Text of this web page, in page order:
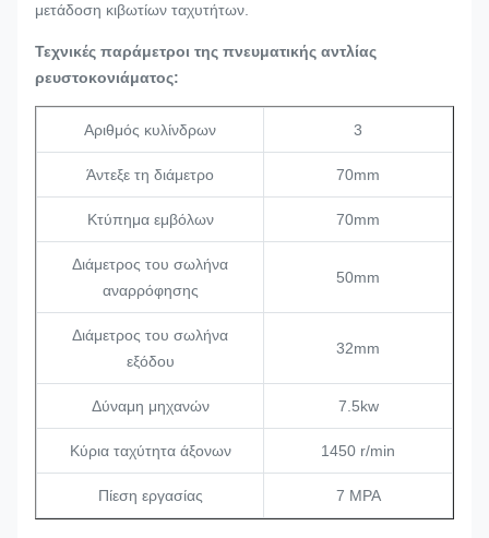
μετάδοση κιβωτίων ταχυτήτων.
Τεχνικές παράμετροι της πνευματικής αντλίας
ρευστοκονιάματος:
Αριθμός κυλίνδρων 3
Άντεξε τη διάμετρο 70mm
Κτύπημα εμβόλων 70mm
Διάμετρος του σωλήνα
αναρρόφησης
50mm
Διάμετρος του σωλήνα
εξόδου
32mm
Δύναμη μηχανών 7.5kw
Κύρια ταχύτητα άξονων 1450 r/min
Πίεση εργασίας 7 MPA